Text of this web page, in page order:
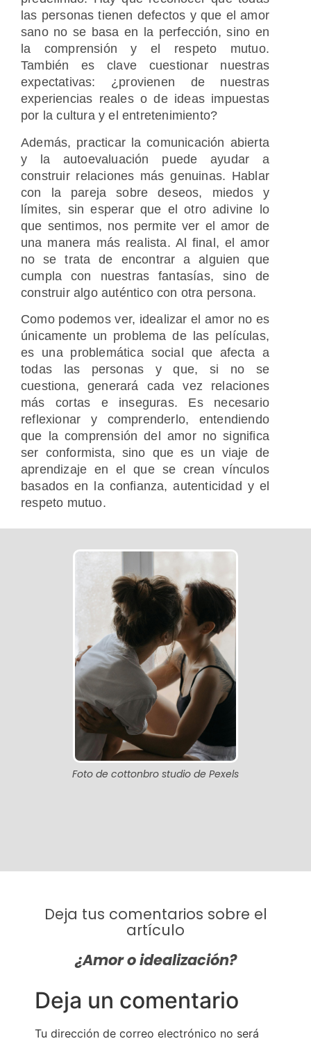
Foto de cottonbro studio de Pexels
las personas tienen defectos y que el amor
sano no se basa en la perfección, sino en
la comprensión y el respeto mutuo.
También es clave cuestionar nuestras
expectativas: ¿provienen de nuestras
experiencias reales o de ideas impuestas
por la cultura y el entretenimiento?
Además, practicar la comunicación abierta
y la autoevaluación puede ayudar a
construir relaciones más genuinas. Hablar
con la pareja sobre deseos, miedos y
límites, sin esperar que el otro adivine lo
que sentimos, nos permite ver el amor de
una manera más realista. Al final, el amor
no se trata de encontrar a alguien que
cumpla con nuestras fantasías, sino de
construir algo auténtico con otra persona.
Como podemos ver, idealizar el amor no es
únicamente un problema de las películas,
es una problemática social que afecta a
todas las personas y que, si no se
cuestiona, generará cada vez relaciones
más cortas e inseguras. Es necesario
reflexionar y comprenderlo, entendiendo
que la comprensión del amor no significa
ser conformista, sino que es un viaje de
aprendizaje en el que se crean vínculos
basados en la confianza, autenticidad y el
respeto mutuo.
Deja tus comentarios sobre el
artículo
¿Amor o idealización?
Deja un comentario
Tu dirección de correo electrónico no será